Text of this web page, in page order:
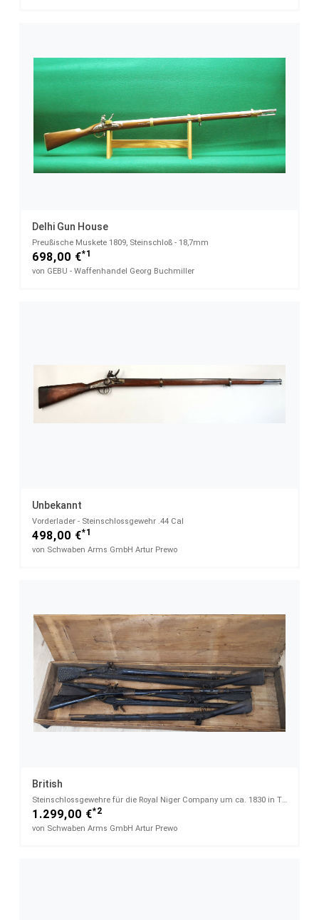
Delhi Gun House
Preußische Muskete 1809, Steinschloß - 18,7mm
698,00 €*1
von GEBU - Waffenhandel Georg Buchmiller
Unbekannt
Vorderlader - Steinschlossgewehr .44 Cal
498,00 €*1
von Schwaben Arms GmbH Artur Prewo
British
Steinschlossgewehre für die Royal Niger Company um ca. 1830 in Transportkiste - gemischt
1.299,00 €*2
von Schwaben Arms GmbH Artur Prewo